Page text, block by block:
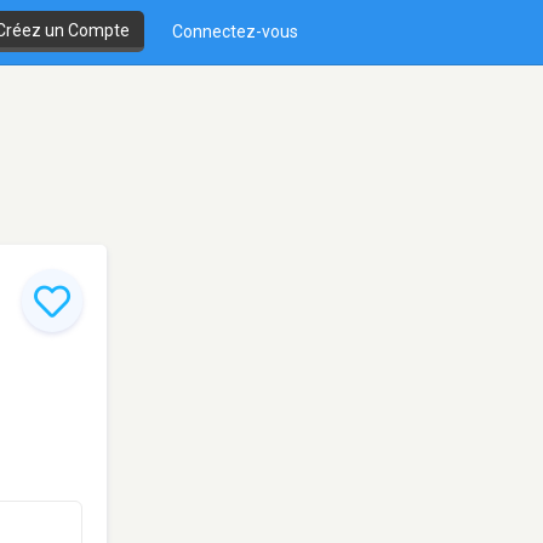
un Compte Connectez-vous